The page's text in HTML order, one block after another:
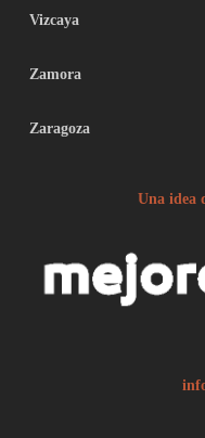
Vizcaya
Zamora
Zaragoza
Una idea